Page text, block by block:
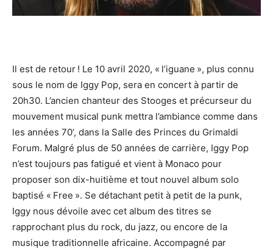
Il est de retour ! Le 10 avril 2020, « l’iguane », plus connu
sous le nom de Iggy Pop, sera en concert à partir de
20h30. L’ancien chanteur des Stooges et précurseur du
mouvement musical punk mettra l’ambiance comme dans
les années 70’, dans la Salle des Princes du Grimaldi
Forum. Malgré plus de 50 années de carrière, Iggy Pop
n’est toujours pas fatigué et vient à Monaco pour
proposer son dix-huitième et tout nouvel album solo
baptisé « Free ». Se détachant petit à petit de la punk,
Iggy nous dévoile avec cet album des titres se
rapprochant plus du rock, du jazz, ou encore de la
musique traditionnelle africaine. Accompagné par